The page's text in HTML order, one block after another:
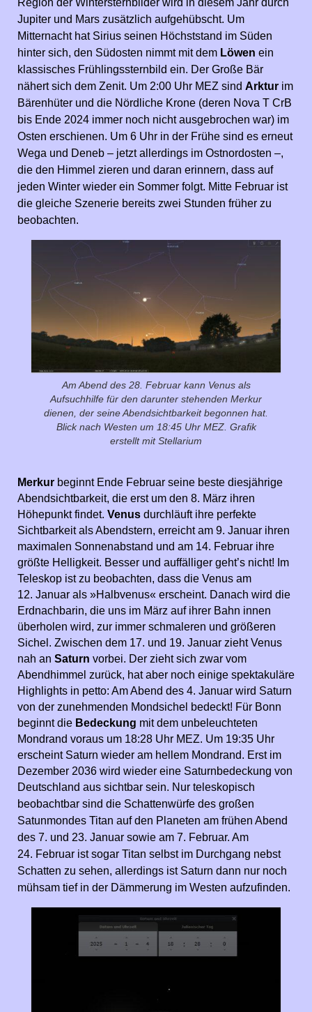
Jupiter und Mars zusätzlich aufgehübscht. Um
Mitternacht hat Sirius seinen Höchststand im Süden
hinter sich, den Südosten nimmt mit dem Löwen ein
klassisches Frühlingssternbild ein. Der Große Bär
nähert sich dem Zenit. Um 2:00 Uhr MEZ sind Arktur im
Bärenhüter und die Nördliche Krone (deren Nova T CrB
bis Ende 2024 immer noch nicht ausgebrochen war) im
Osten erschienen. Um 6 Uhr in der Frühe sind es erneut
Wega und Deneb – jetzt allerdings im Ostnordosten –,
die den Himmel zieren und daran erinnern, dass auf
jeden Winter wieder ein Sommer folgt. Mitte Februar ist
die gleiche Szenerie bereits zwei Stunden früher zu
beobachten.
Am Abend des 28. Februar kann Venus als
Aufsuchhilfe für den darunter stehenden Merkur
dienen, der seine Abendsichtbarkeit begonnen hat.
Blick nach Westen um 18:45 Uhr MEZ. Grafik
erstellt mit Stellarium
Merkur beginnt Ende Februar seine beste diesjährige
Abendsichtbarkeit, die erst um den 8. März ihren
Höhepunkt findet. Venus durchläuft ihre perfekte
Sichtbarkeit als Abendstern, erreicht am 9. Januar ihren
maximalen Sonnenabstand und am 14. Februar ihre
größte Helligkeit. Besser und auffälliger geht’s nicht! Im
Teleskop ist zu beobachten, dass die Venus am
12. Januar als »Halbvenus« erscheint. Danach wird die
Erdnachbarin, die uns im März auf ihrer Bahn innen
überholen wird, zur immer schmaleren und größeren
Sichel. Zwischen dem 17. und 19. Januar zieht Venus
nah an Saturn vorbei. Der zieht sich zwar vom
Abendhimmel zurück, hat aber noch einige spektakuläre
Highlights in petto: Am Abend des 4. Januar wird Saturn
von der zunehmenden Mondsichel bedeckt! Für Bonn
beginnt die Bedeckung mit dem unbeleuchteten
Mondrand voraus um 18:28 Uhr MEZ. Um 19:35 Uhr
erscheint Saturn wieder am hellem Mondrand. Erst im
Dezember 2036 wird wieder eine Saturnbedeckung von
Deutschland aus sichtbar sein. Nur teleskopisch
beobachtbar sind die Schattenwürfe des großen
Satunmondes Titan auf den Planeten am frühen Abend
des 7. und 23. Januar sowie am 7. Februar. Am
24. Februar ist sogar Titan selbst im Durchgang nebst
Schatten zu sehen, allerdings ist Saturn dann nur noch
mühsam tief in der Dämmerung im Westen aufzufinden.